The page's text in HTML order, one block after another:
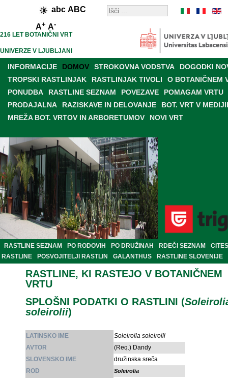
abc ABC
A+ A-
216 LET BOTANIČNI VRT
UNIVERZE V LJUBLJANI
INFORMACIJE DOMOV STROKOVNA VODSTVA
DOGODKI
TROPSKI RASTLINJAK
RASTLINJAK TIVOLI
O BOTANIČNEM
PONUDBA
RASTLINE SEZNAM POVEZAVE
POMAGAM VRTU
PRODAJALNA
RAZISKAVE IN DELOVANJE
BOT. VRT V
MREŽA BOT. VRTOV IN ARBORETUMOV
NOVI VRT
RASTLINE SEZNAM PO RODOVIH PO DRUŽINAH RDEČI SEZNAM
CITES
RASTLINE
POSVOJITELJI RASTLIN GALANTHUS RASTLINE SLOVENIJE
RASTLINE, KI RASTEJO V BOTANIČNEM
VRTU
SPLOŠNI PODATKI O RASTLINI (
soleirolii)
LATINSKO IME
Soleirolia soleirolii
AVTOR
(Req.) Dandy
SLOVENSKO IME
družinska sreča
ROD
Soleirolia